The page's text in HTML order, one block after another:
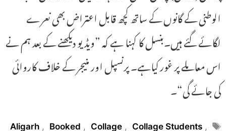
الوطنی کے گانوں کے ساتھ کچھ قابل اعتراض بھی نعرے
لگائے گئے ہیں۔بنسل کا کہنا ہے کہ ”ویڈیو دیکھنے کے بعد ہم نے
اس معاملے پر غور کیاہے۔ پرنسپل اور منیجر کے خلاف کاروائی
کی جائے گی“۔
Tags
Aligarh , Booked , Collage , Collage Students ,